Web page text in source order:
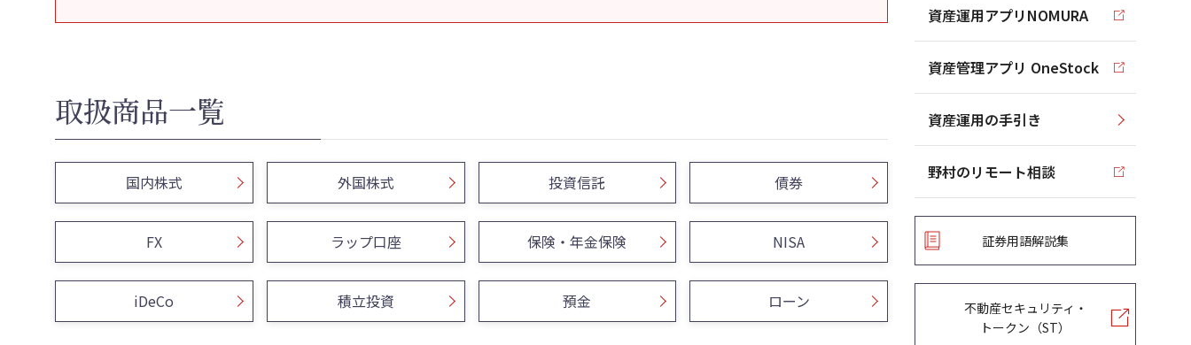
取扱商品一覧
国内株式 外国株式 投資信託 債券
FX ラップ口座 保険・年金保険 NISA
iDeCo 積立投資 預金 ローン
資産運用アプリNOMURA
資産管理アプリ OneStock
資産運用の手引き
野村のリモート相談
証券用語解説集
不動産セキュリティ・
トークン（ST）